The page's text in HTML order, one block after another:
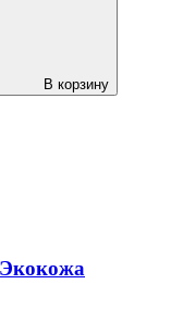
В корзину